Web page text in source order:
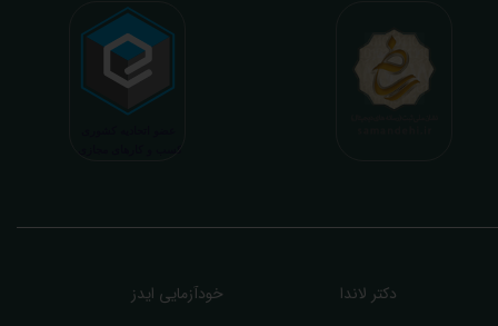
بیمه ها، افزایش تمایل افراد به انجام آزمایش (با دریافت اطلاعاتی دقیقتر، کاربردی، قابل
و شخصی سازی شده) میگردد. تا درنهایت به جامعه ای سالم تر برای تبدیل شدن به
پیشرفته (دیر و زود داره سوخت و سوز نداره...) برسیم. قابل ذکر است که جواب
آنلاین به نتایج هیچ یک از کاربران بصورت مستقیم دسترسی ندارد و موارد تفسیر نیز
با درخواست و ارسال خود کاربر انجام میگیرد و ما تابع اصول اخلاق پزشکی و حرفه ای
دکتر لاندا خودآزمایی ایدز